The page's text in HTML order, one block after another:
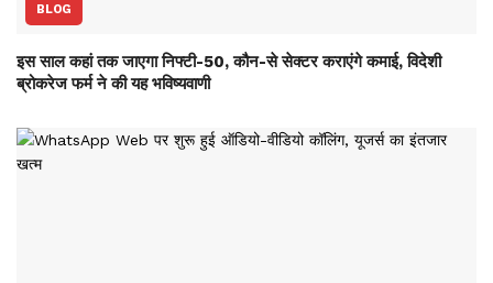
BLOG
इस साल कहां तक जाएगा निफ्टी-50, कौन-से सेक्‍टर कराएंगे कमाई, विदेशी
ब्रोकरेज फर्म ने की यह भविष्‍यवाणी